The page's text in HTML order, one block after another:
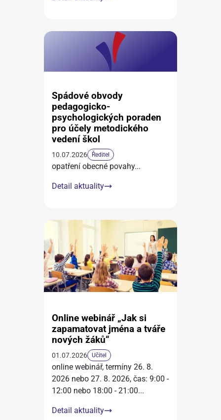
Spádové obvody
pedagogicko-
psychologických poraden
pro účely metodického
vedení škol
10.07.2026 Ředitel
opatření obecné povahy...
Detail aktuality
Online webinář „Jak si
zapamatovat jména a tváře
nových žáků“
01.07.2026 Učitel
online webinář, termíny 26. 8.
2026 nebo 27. 8. 2026, čas: 9:00 -
12:00 nebo 18:00 - 21:00...
Detail aktuality